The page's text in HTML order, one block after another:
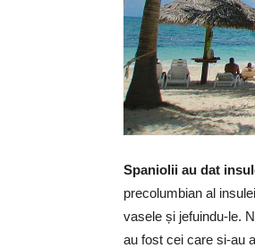
Spaniolii au dat
precolumbian al
vasele și jefuindu-le.
au fost cei care si-au